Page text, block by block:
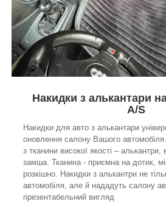
Накидки з алькантари
A/S
Накидки для авто з алькантари
оновлення салону Вашого
з тканини високої якості – алькантри,
замша. Тканина - приємна на дотик,
розкішно. Накидки з алькантри не
автомобіля, але й нададуть салону
презентабельний вигляд